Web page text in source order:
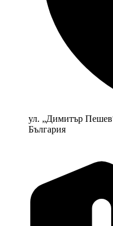
ул. „Димитър
България